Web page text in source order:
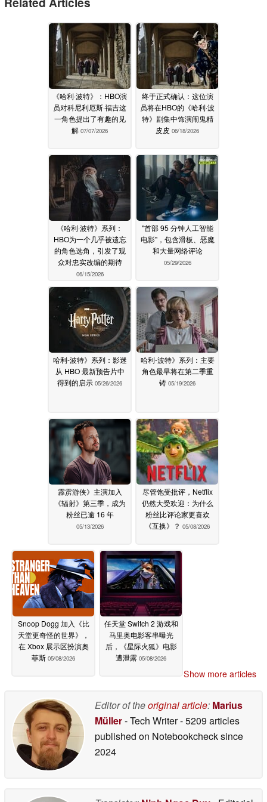
《哈利·波特》：HBO演
员对科尼利厄斯·福吉这
一角色提出了有趣的见
解 07/07/2026
终于正式确认：这位演
员将在HBO的《哈利·波
特》剧集中饰演闹鬼精
皮皮 06/18/2026
《哈利·波特》系列：
HBO为一个几乎被遗忘
的角色选角，引发了观
众对忠实改编的期待
06/15/2026
"首部 95 分钟人工智能
电影"，包含滑板、恶魔
和大量网络评论
05/29/2026
哈利-波特》系列：影迷
从 HBO 最新预告片中
得到的启示 05/26/2026
哈利-波特》系列：主要
角色最早将在第二季重
铸 05/19/2026
霹雳游侠》主演加入
《辐射》第三季，成为
粉丝已逾 16 年
05/13/2026
尽管饱受批评，Netflix
仍然大受欢迎：为什么
粉丝比评论家更喜欢
《互换》？ 05/08/2026
Snoop Dogg 加入《比
天堂更奇怪的世界》，
在 Xbox 展示区扮演奥
菲斯 05/08/2026
任天堂 Switch 2 游戏和
马里奥电影客串曝光
后，《星际火狐》电影
遭泄露 05/08/2026
Show more articles
Editor of theoriginal article: Marius
Müller- Tech Writer- 5209 articles
published on Notebookchecksince
2024